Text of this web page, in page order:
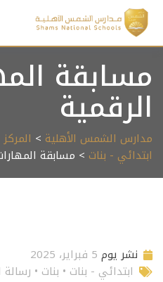
Skip
content
مسابقة
الرقمية
مدارس الشمس الأهلية >
ابتدائي - بنات > مسابقة
نشر يوم 5 فبراير، 2025
ابتدائي - بنات • بنات •